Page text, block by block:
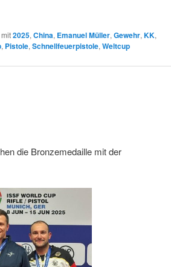
2025, China, Emanuel Müller, Gewehr, KK,
, Pistole, Schnellfeuerpistole, Weltcup
die Bronzemedaille mit der